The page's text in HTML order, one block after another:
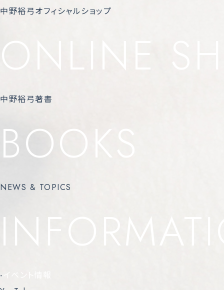
中野裕弓オフィシャルショップ
ONLINE
中野裕弓著書
BOOKS
NEWS & TOPICS
-